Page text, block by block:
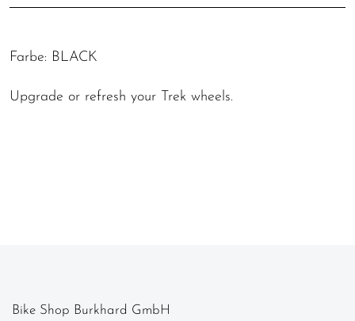
Farbe: BLACK
Upgrade or refresh your Trek wheels.
Bike Shop Burkhard GmbH